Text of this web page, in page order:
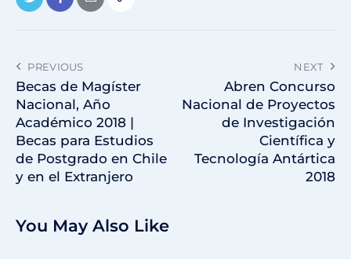
PREVIOUS
Becas de Magíster
Nacional, Año
Académico 2018 |
Becas para Estudios
de Postgrado en Chile
y en el Extranjero
NEXT
Abren Concurso
Nacional de Proyectos
de Investigación
Científica y
Tecnología Antártica
2018
You May Also Like